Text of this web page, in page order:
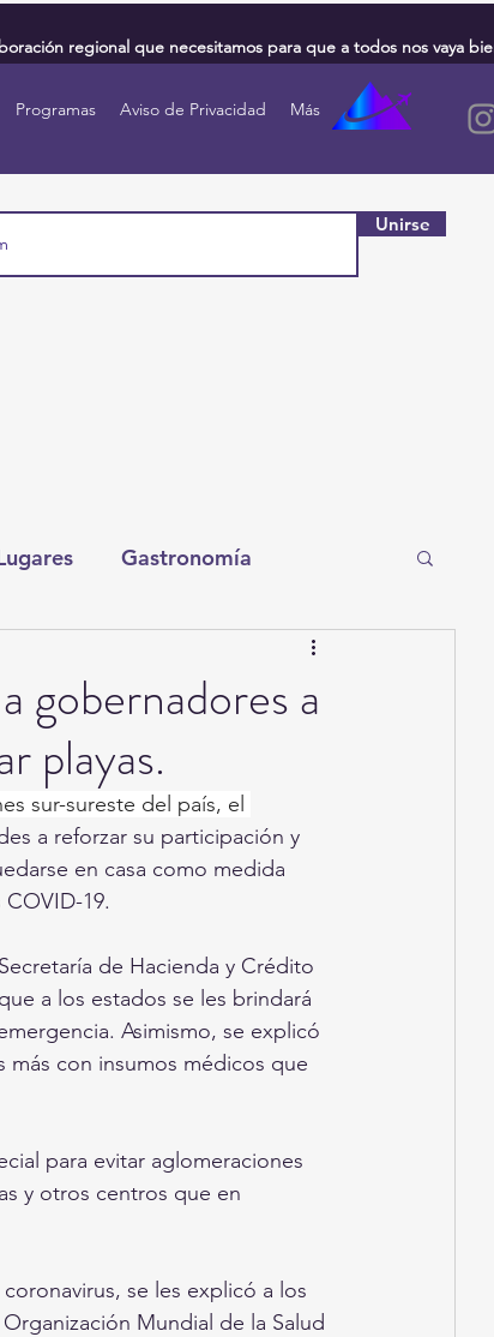
regional que necesitamos para que a todos nos vaya
Programas Aviso de Privacidad Más
Unirse
Gastronomía
Torreón
Fragmentos de la Historia
gobernadores a
playas.
sur-sureste del país, el
a reforzar su participación y
en casa como medida
19.
de Hacienda y Crédito
a los estados se les brindará
Asimismo, se explicó
más con insumos médicos que
para evitar aglomeraciones
y otros centros que en
se les explicó a los
Mundial de la Salud